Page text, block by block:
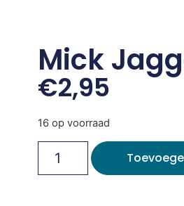
Mick
€2,95
16 op voorraad